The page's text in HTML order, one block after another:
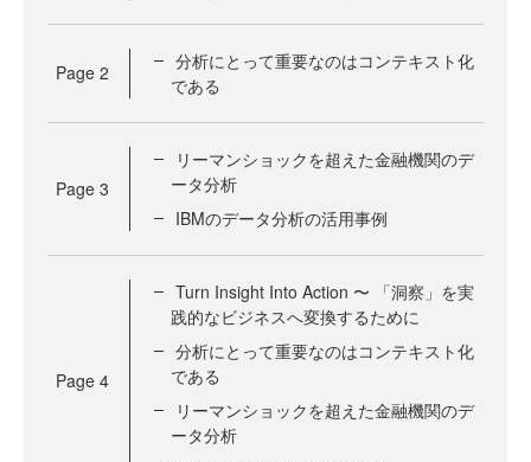
Page 2
分析にとって重要なのはコンテキスト化
である
Page 3
リーマンショックを超えた金融機関のデ
ータ分析
IBMのデータ分析の活用事例
Page 4
Turn Insight Into Action 〜 「洞察」を実
践的なビジネスへ変換するために
分析にとって重要なのはコンテキスト化
である
リーマンショックを超えた金融機関のデ
ータ分析